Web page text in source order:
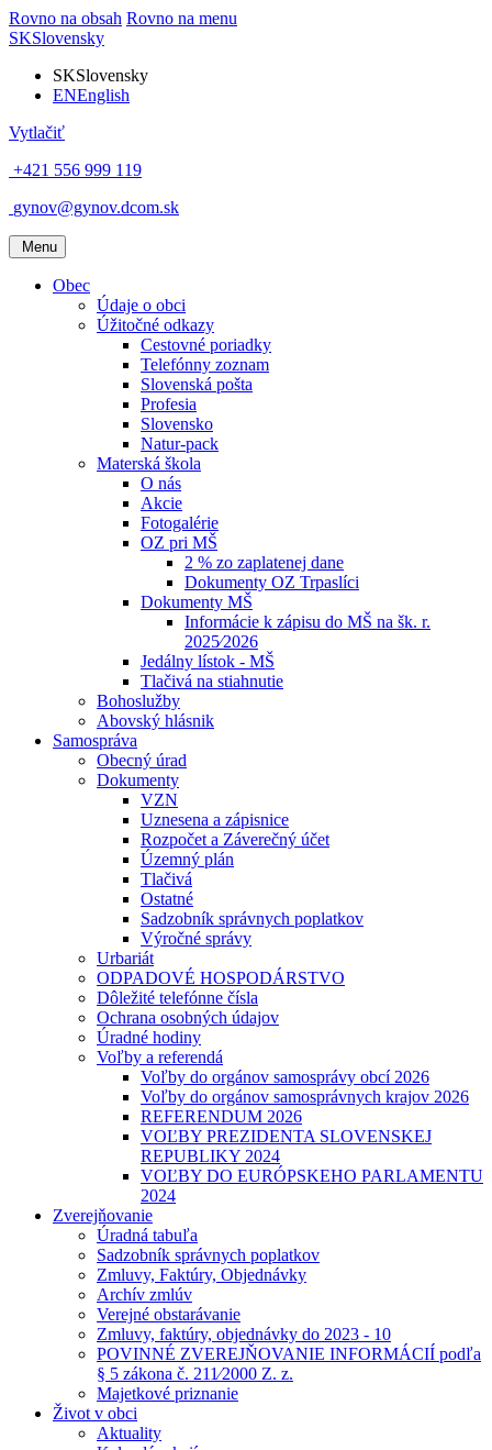
Rovno na obsah Rovno na menu
SKSlovensky
SKSlovensky
ENEnglish
Vytlačiť
+421 556 999 119
gynov@gynov.dcom.sk
Menu
Obec
Údaje o obci
Úžitočné odkazy
Cestovné poriadky
Telefónny zoznam
Slovenská pošta
Profesia
Slovensko
Natur-pack
Materská škola
O nás
Akcie
Fotogalérie
OZ pri MŠ
2 % zo zaplatenej dane
Dokumenty OZ Trpaslíci
Dokumenty MŠ
Informácie k zápisu do MŠ na šk. r.
2025⁄2026
Jedálny lístok - MŠ
Tlačivá na stiahnutie
Bohoslužby
Abovský hlásnik
Samospráva
Obecný úrad
Dokumenty
VZN
Uznesena a zápisnice
Rozpočet a Záverečný účet
Územný plán
Tlačivá
Ostatné
Sadzobník správnych poplatkov
Výročné správy
Urbariát
ODPADOVÉ HOSPODÁRSTVO
Dôležité telefónne čísla
Ochrana osobných údajov
Úradné hodiny
Voľby a referendá
Voľby do orgánov samosprávy obcí 2026
Voľby do orgánov samosprávnych krajov 2026
REFERENDUM 2026
VOĽBY PREZIDENTA SLOVENSKEJ
REPUBLIKY 2024
VOĽBY DO EURÓPSKEHO PARLAMENTU
2024
Zverejňovanie
Úradná tabuľa
Sadzobník správnych poplatkov
Zmluvy, Faktúry, Objednávky
Archív zmlúv
Verejné obstarávanie
Zmluvy, faktúry, objednávky do 2023 - 10
POVINNÉ ZVEREJŇOVANIE INFORMÁCIÍ podľa
§ 5 zákona č. 211⁄2000 Z. z.
Majetkové priznanie
Život v obci
Aktuality